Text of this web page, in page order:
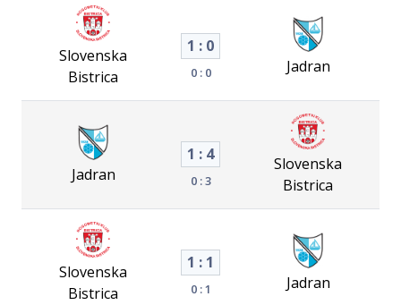
Slovenska
Bistrica
1 : 0
0 : 0 Jadran
Jadran
1 : 4
0 : 3
Slovenska
Bistrica
Slovenska
Bistrica
1 : 1
0 : 1 Jadran